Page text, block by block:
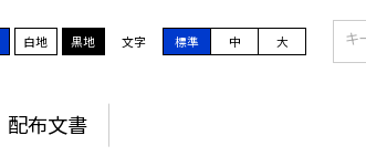
白地 黒地 文字 標準 中 大
配布文書